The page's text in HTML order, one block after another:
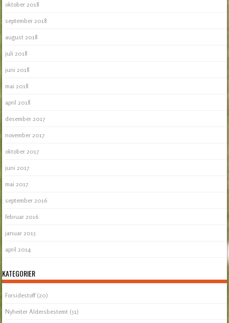
oktober 2018
september 2018
august 2018
juli 2018
juni 2018
mai 2018
april 2018
desember 2017
november 2017
oktober 2017
juni 2017
mai 2017
september 2016
februar 2016
januar 2015
april 2014
KATEGORIER
Forsidestoff(20)
Nyheiter Aldersbestemt (51)